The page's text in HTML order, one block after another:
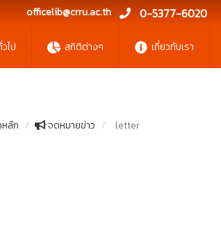
officelib@crru.ac.th 0-5377-6020
ไป สถิติต่างๆ เกี่ยวกับเรา
ลัก จดหมายข่าว letter